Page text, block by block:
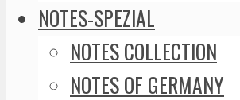
NOTES-SPEZIAL
NOTES COLLECTION
NOTES OF GERMANY